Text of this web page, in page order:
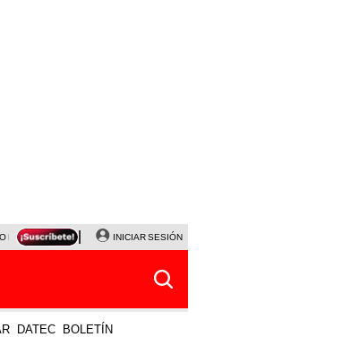
BENAVIDES NALDY SALDAÑA
INICIAR SESIÓN
DATEC BOLETÍN